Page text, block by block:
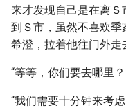
来才发现自己是在离
到Ｓ市，虽然不喜欢
希澄，拉着他往门外走
“等等，你们要去哪里
“我们需要十分钟来考